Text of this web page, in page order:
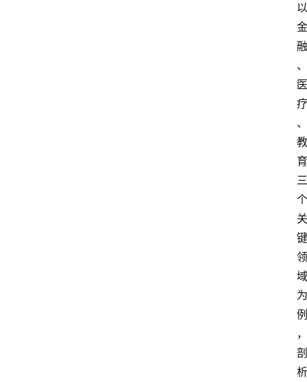
以
金
融
、
医
疗
、
教
育
三
个
关
键
领
域
为
例
，
剖
析